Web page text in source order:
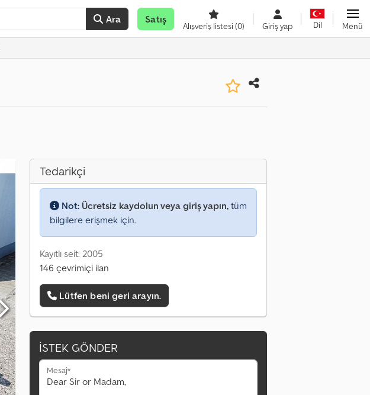
Ara Satış
Alışveriş listesi (0) Giriş yap Dil Menü
Tedarikçi
Not: Ücretsiz kaydolun veya giriş yapın, tüm
bilgilere erişmek için.
Kayıtlı seit: 2005
146 çevrimiçi ilan
Lütfen beni geri arayın.
İSTEK GÖNDER
Mesaj*